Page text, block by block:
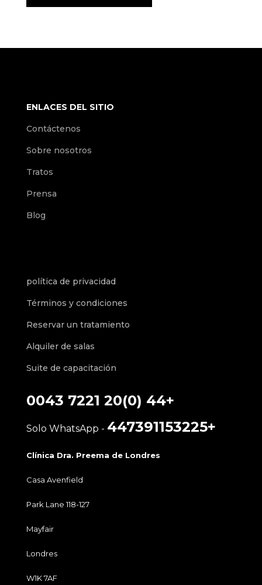
ENLACES DEL SITIO
Contáctenos
Sobre nosotros
Tratos
Prensa
Blog
política de privacidad
Términos y condiciones
Reservar un tratamiento
Alquiler de salas
Suite de capacitación
+44 (0)20 7221 0043
+447391153225
- Solo WhatsApp
Clínica Dra. Preema de Londres
Casa Avenfield
118-127 Park Lane
Mayfair
Londres
W1K 7AF